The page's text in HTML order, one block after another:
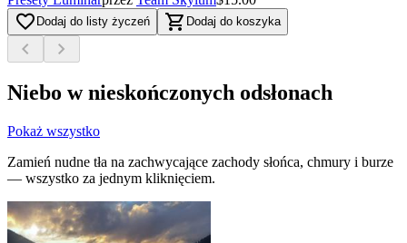
favorite_border Dodaj do listy życzeń shopping_cart Dodaj do koszyka
chevron_left chevron_right
Niebo w nieskończonych odsłonach
Pokaż wszystko
Zamień nudne tła na zachwycające zachody słońca, chmury i burze
— wszystko za jednym kliknięciem.